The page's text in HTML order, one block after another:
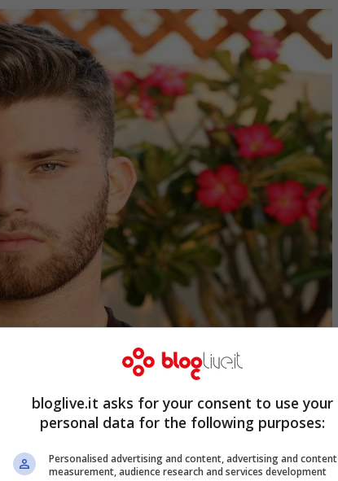
bloglive.it asks for your consent to use your
personal data for the following purposes:
Personalised advertising and content, advertising and content
measurement, audience research and services development